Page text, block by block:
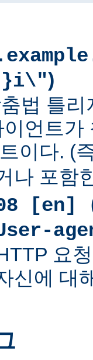
)
법 틀
언트가
이다. (
나 포함
[en]
요
신에 대